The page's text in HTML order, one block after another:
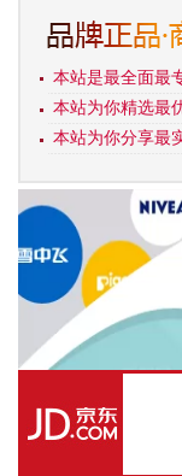
本站是最全面最
本站为你精选最
本站为你分享最